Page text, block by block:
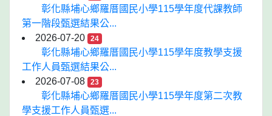
彰化縣埔心鄉羅厝國民小學115學年度代課教師
第一階段甄選結果公...
2026-07-20
24
彰化縣埔心鄉羅厝國民小學115學年度教學支援
工作人員甄選結果公...
2026-07-08
23
彰化縣埔心鄉羅厝國民小學115學年度第二次教
學支援工作人員甄選...